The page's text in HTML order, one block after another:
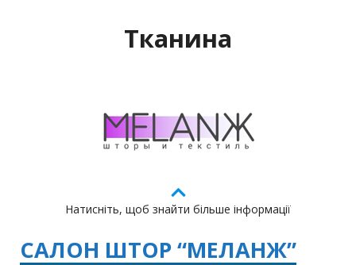
Тканина
Натисніть, щоб знайти більше інформації
САЛОН ШТОР “МЕЛАНЖ”